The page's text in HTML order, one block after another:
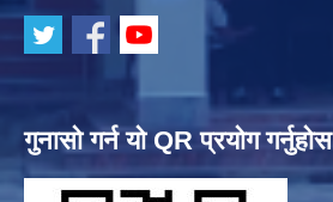
गुनासो गर्न यो QR प्रयोग गर्नुहोस